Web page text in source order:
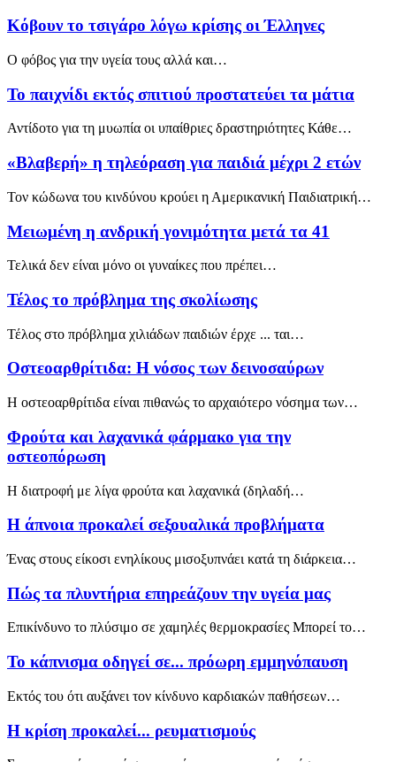
Κόβουν το τσιγάρο λόγω κρίσης οι Έλληνες
Ο φόβος για την υγεία τους αλλά και…
Το παιχνίδι εκτός σπιτιού προστατεύει τα μάτια
Αντίδοτο για τη μυωπία οι υπαίθριες δραστηριότητες Κάθε…
«Βλαβερή» η τηλεόραση για παιδιά μέχρι 2 ετών
Τον κώδωνα του κινδύνου κρούει η Αμερικανική Παιδιατρική…
Μειωμένη η ανδρική γονιμότητα μετά τα 41
Τελικά δεν είναι μόνο οι γυναίκες που πρέπει…
Τέλος το πρόβλημα της σκολίωσης
Τέλος στο πρόβλημα χιλιάδων παιδιών έρχε ... ται…
Οστεοαρθρίτιδα: Η νόσος των δεινοσαύρων
Η οστεοαρθρίτιδα είναι πιθανώς το αρχαιότερο νόσημα των…
Φρούτα και λαχανικά φάρμακο για την
οστεοπόρωση
Η διατροφή με λίγα φρούτα και λαχανικά (δηλαδή…
Η άπνοια προκαλεί σεξουαλικά προβλήματα
Ένας στους είκοσι ενηλίκους μισοξυπνάει κατά τη διάρκεια…
Πώς τα πλυντήρια επηρεάζουν την υγεία μας
Επικίνδυνο το πλύσιμο σε χαμηλές θερμοκρασίες Μπορεί το…
Το κάπνισμα οδηγεί σε... πρόωρη εμμηνόπαυση
Εκτός του ότι αυξάνει τον κίνδυνο καρδιακών παθήσεων…
Η κρίση προκαλεί... ρευματισμούς